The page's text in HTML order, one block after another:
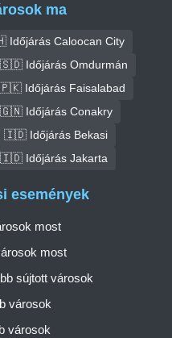
ma
Caloocan City
🇸🇩 Időjárás Omdurmán
🇵🇰 Időjárás Faisalabad
🇬🇳 Időjárás Conakry
🇮🇩 Időjárás Bekasi
🇮🇩 Időjárás Jakarta
események
most
most
sújtott városok
városok
városok